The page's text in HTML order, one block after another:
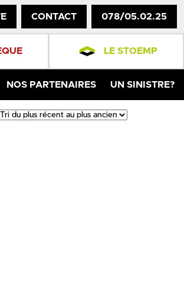
CONTACT 078/05.02.25
LE STOEMP
NOS PARTENAIRES UN SINISTRE?